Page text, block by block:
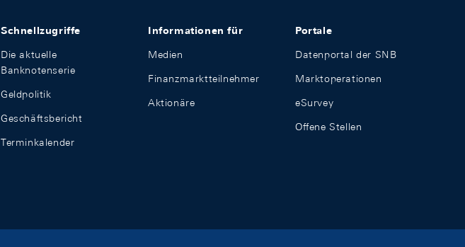
Schnellzugriffe
Die aktuelle
Banknotenserie
Geldpolitik
Geschäftsbericht
Terminkalender
Informationen für
Medien
Finanzmarktteilnehmer
Aktionäre
Portale
Datenportal der SNB
Marktoperationen
eSurvey
Offene Stellen